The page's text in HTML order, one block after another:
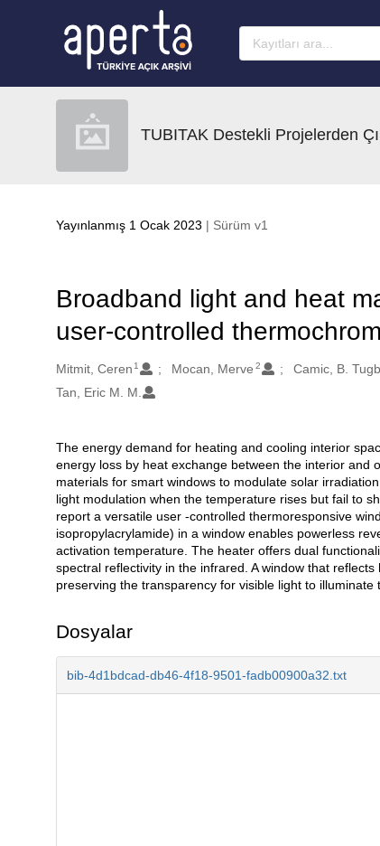
TUBITAK Destekli Projelerden
Yayınlanmış 1 Ocak 2023 | Sürüm v1
Broadband light and heat
user-controlled
Oluşturanlar
Mitmit, Ceren 1 Mocan, Merve 2 Camic, B.
Tan, Eric M. M.
Açıklama
The energy demand for heating and cooling interior
energy loss by heat exchange between the interior and
materials for smart windows to modulate solar
light modulation when the temperature rises but fail to
report a versatile user -controlled thermoresponsive
isopropylacrylamide) in a window enables powerless
activation temperature. The heater offers dual
spectral reflectivity in the infrared. A window that
preserving the transparency for visible light to illuminate
Dosyalar
bib-4d1bdcad-db46-4f18-9501-fadb00900a32.txt